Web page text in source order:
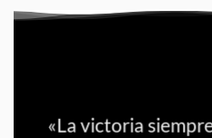
«La victoria